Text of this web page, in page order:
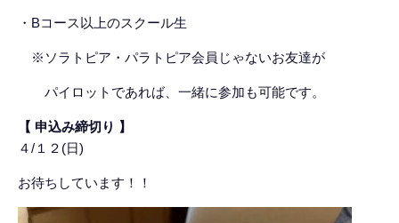
・Bコース以上のスクール生
※ソラトピア・パラトピア会員じゃないお友達が
パイロットであれば、一緒に参加も可能です。
【 申込み締切り 】
４/１２(日)
お待ちしています！！